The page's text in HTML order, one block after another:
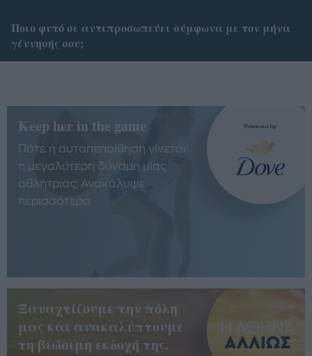
Ποιο φυτό σε αντιπροσωπεύει σύμφωνα με τον μήνα
γέννησής σου;
Keep her in the game
Πότε η αυτοπεποίθηση γίνεται
η μεγαλύτερη δύναμη μίας
αθλήτριας; Ανακάλυψε
περισσότερα
Ξαναχτίζουμε την πόλη
μας και ανακαλύπτουμε
τη βιώσιμη εκδοχή της.